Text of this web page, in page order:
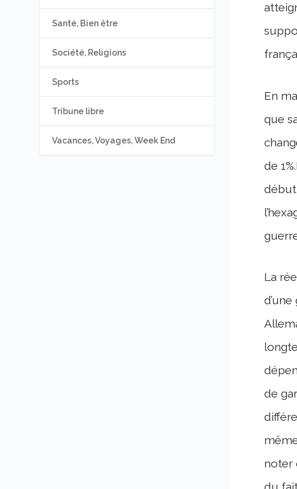
En
que
de
début
La
de
noter
Santé, Bien être
Société, Religions
Sports
Tribune libre
Vacances, Voyages, Week End